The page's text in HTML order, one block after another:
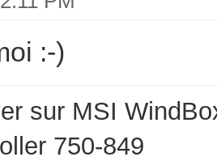
:-)
sur MSI
750-849